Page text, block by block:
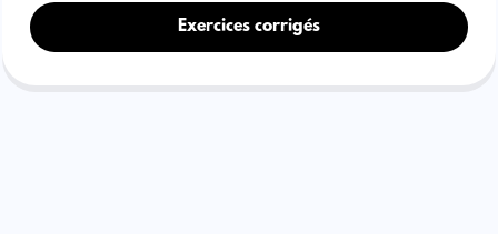
Exercices corrigés